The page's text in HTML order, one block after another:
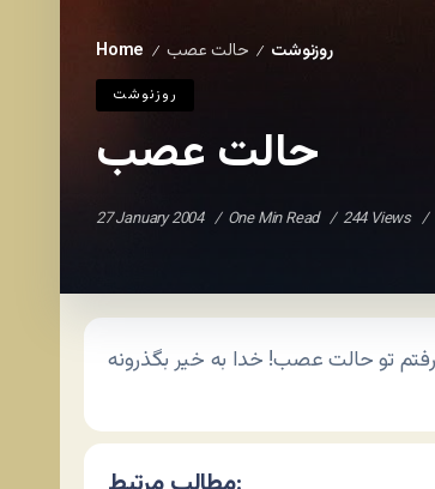
Home / روزنوشت / حالت عصب
روزنوشت
حالت عصب
27 January 2004 One Min Read 244 Views